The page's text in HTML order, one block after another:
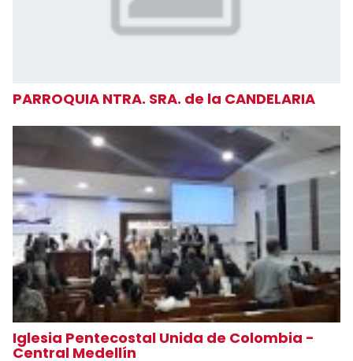
PARROQUIA NTRA. SRA. de la CANDELARIA
Iglesia Pentecostal Unida de Colombia -
Central Medellín